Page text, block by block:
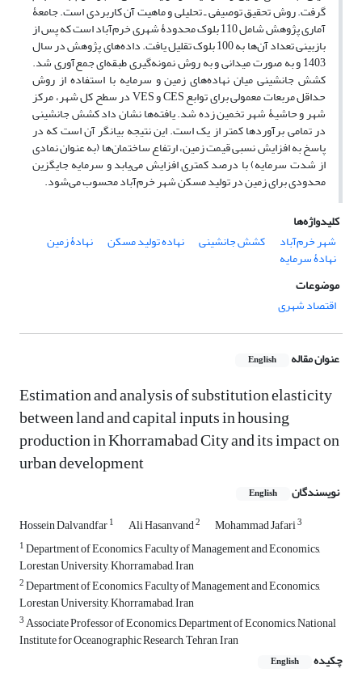
گرفت. روش تحقیق توصیفی ـ تحلیلی و ماهیت آن کاربردی است. جامعۀ
آماری پژوهش شامل 110 بلوک محدودۀ شهری خرم‌آباد است که پس از
بازبینی تعداد آن‌ها به 100 بلوک تقلیل یافت. داده‌های پژوهش در سال
1403 و به ‌صورت میدانی و به روش نمونه‌گیری طبقه‌ای جمع‌آوری شد.
کشش جانشینی میان نهاده‌های زمین و سرمایه با استفاده از روش
حداقل مربعات معمولی برای توابع CES و VES در سطح کل شهر، مرکز
شهر و حاشیۀ شهر تخمین زده شد. یافته‌ها نشان داد کشش جانشینی
در تمامی برآورد‌ها کمتر از یک است. این نتیجه بیانگر آن است که در
پاسخ به افزایش نسبی قیمت زمین، ارتفاع ساختمان‌ها (به عنوان نمادی
از شدت سرمایه) با درصد کمتری افزایش می‌یابد و سرمایه جایگزین
محدودی برای زمین در تولید مسکن شهر خرم‌آباد محسوب می‌شود.
کلیدواژه‌ها
شهر خرم‌آباد
کشش جانشینی نهاده تولید مسکن نهادۀ زمین
نهادۀ سرمایه
موضوعات
اقتصاد شهری
عنوان مقاله English
Estimation and analysis of substitution elasticity
between land and capital inputs in housing
production in Khorramabad City and its impact on
urban development
نویسندگان English
Hossein Dalvandfar1 Ali Hasanvand2 Mohammad Jafari3
1Department of Economics, Faculty of Management and Economics,
Lorestan University, Khorramabad, Iran
2Department of Economics, Faculty of Management and Economics,
Lorestan University, Khorramabad, Iran
3Associate Professor of Economics, Department of Economics, National
Institute for Oceanographic Research, Tehran, Iran
چکیده
English